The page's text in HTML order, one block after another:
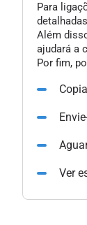
Para
Além
ajudará a
Por fim,
Ver